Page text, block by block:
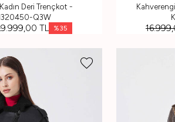
Deri Trençkot -
Q3W
9.999,00 TL %35